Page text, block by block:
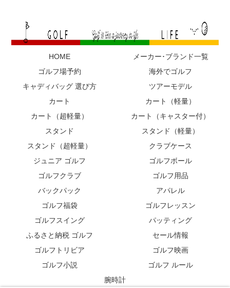
HOME
メーカー･ブランド一覧
ゴルフ場予約
海外でゴルフ
キャディバッグ 選び方
ツアーモデル
カート
カート（軽量）
カート（超軽量）
カート（キャスター付）
スタンド
スタンド（軽量）
スタンド（超軽量）
クラブケース
ジュニア ゴルフ
ゴルフボール
ゴルフクラブ
ゴルフ用品
バックパック
アパレル
ゴルフ福袋
ゴルフレッスン
ゴルフスイング
パッティング
ふるさと納税 ゴルフ
セール情報
ゴルフトリビア
ゴルフ映画
ゴルフ小説
ゴルフ ルール
腕時計